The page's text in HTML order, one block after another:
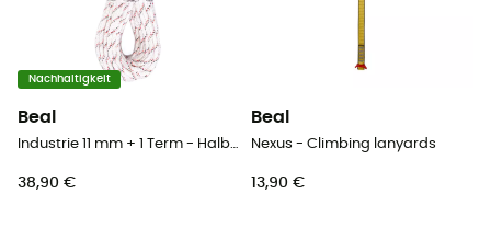
Nachhaltigkeit
Beal
Industrie 11 mm + 1 Term - Halbstatikseil
38,90 €
Beal
Nexus - Climbing lanyards
13,90 €